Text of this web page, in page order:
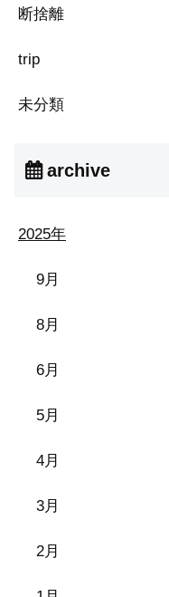
断捨離
trip
未分類
archive
2025年
9月
8月
6月
5月
4月
3月
2月